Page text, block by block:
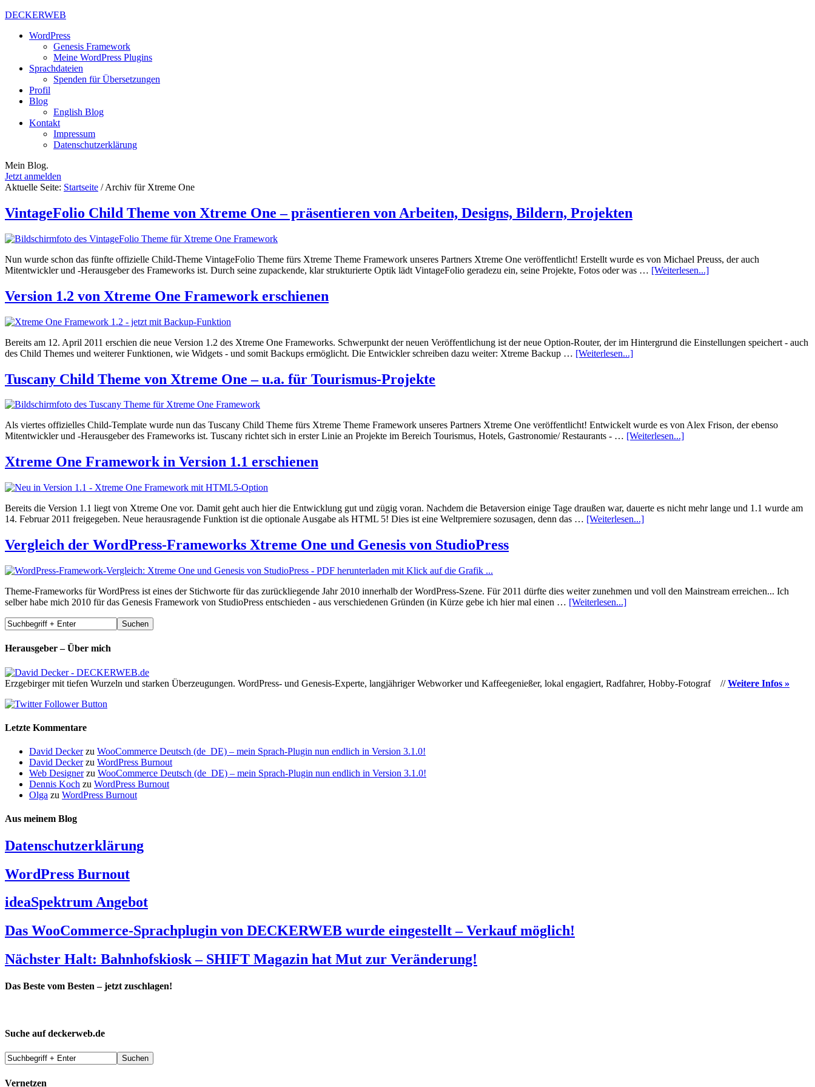
DECKERWEB
WordPress
Genesis Framework
Meine WordPress Plugins
Sprachdateien
Spenden für Übersetzungen
Profil
Blog
English Blog
Kontakt
Impressum
Datenschutzerklärung
Mein Blog.
Jetzt anmelden
Aktuelle Seite: Startseite /Archiv für Xtreme One
VintageFolio Child Theme von Xtreme One – präsentieren von Arbeiten, Designs, Bildern, Projekten
Nun wurde schon das fünfte offizielle Child-Theme VintageFolio Theme fürs Xtreme Theme Framework unseres Partners Xtreme One veröffentlicht! Erstellt wurde es von Michael Preuss, der auch
Mitentwickler und -Herausgeber des Frameworks ist. Durch seine zupackende, klar strukturierte Optik lädt VintageFolio geradezu ein, seine Projekte, Fotos oder was … [Weiterlesen...]
Version 1.2 von Xtreme One Framework erschienen
Bereits am 12. April 2011 erschien die neue Version 1.2 des Xtreme One Frameworks. Schwerpunkt der neuen Veröffentlichung ist der neue Option-Router, der im Hintergrund die Einstellungen speichert - auch
des Child Themes und weiterer Funktionen, wie Widgets - und somit Backups ermöglicht. Die Entwickler schreiben dazu weiter: Xtreme Backup … [Weiterlesen...]
Tuscany Child Theme von Xtreme One – u.a. für Tourismus-Projekte
Als viertes offizielles Child-Template wurde nun das Tuscany Child Theme fürs Xtreme Theme Framework unseres Partners Xtreme One veröffentlicht! Entwickelt wurde es von Alex Frison, der ebenso
Mitentwickler und -Herausgeber des Frameworks ist. Tuscany richtet sich in erster Linie an Projekte im Bereich Tourismus, Hotels, Gastronomie/ Restaurants - … [Weiterlesen...]
Xtreme One Framework in Version 1.1 erschienen
Bereits die Version 1.1 liegt von Xtreme One vor. Damit geht auch hier die Entwicklung gut und zügig voran. Nachdem die Betaversion einige Tage draußen war, dauerte es nicht mehr lange und 1.1 wurde am
14. Februar 2011 freigegeben. Neue herausragende Funktion ist die optionale Ausgabe als HTML 5! Dies ist eine Weltpremiere sozusagen, denn das … [Weiterlesen...]
Vergleich der WordPress-Frameworks Xtreme One und Genesis von StudioPress
Theme-Frameworks für WordPress ist eines der Stichworte für das zurückliegende Jahr 2010 innerhalb der WordPress-Szene. Für 2011 dürfte dies weiter zunehmen und voll den Mainstream erreichen... Ich
selber habe mich 2010 für das Genesis Framework von StudioPress entschieden - aus verschiedenen Gründen (in Kürze gebe ich hier mal einen … [Weiterlesen...]
Herausgeber – Über mich
Erzgebirger mit tiefen Wurzeln und starken Überzeugungen. WordPress- und Genesis-Experte, langjähriger Webworker und Kaffeegenießer, lokal engagiert, Radfahrer, Hobby-Fotograf //Weitere Infos »
Letzte Kommentare
David Deckerzu WooCommerce Deutsch (de_DE) – mein Sprach-Plugin nun endlich in Version 3.1.0!
David Deckerzu WordPress Burnout
Web Designerzu WooCommerce Deutsch (de_DE) – mein Sprach-Plugin nun endlich in Version 3.1.0!
Dennis Koch zu WordPress Burnout
Olga zu WordPress Burnout
Aus meinem Blog
Datenschutzerklärung
WordPress Burnout
ideaSpektrum Angebot
Das WooCommerce-Sprachplugin von DECKERWEB wurde eingestellt – Verkauf möglich!
Nächster Halt: Bahnhofskiosk – SHIFT Magazin hat Mut zur Veränderung!
Das Beste vom Besten – jetzt zuschlagen!
Suche auf deckerweb.de
Vernetzen